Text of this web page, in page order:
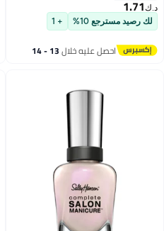
11
د.ك‏1.71
لك رصيد مسترجع 10% + 1
احصل عليه خلال 13 - 14